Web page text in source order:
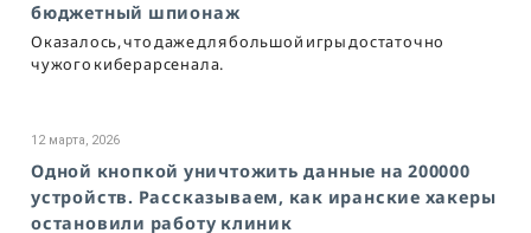
бюджетный шпионаж
Оказалось, что даже для большой игры достаточно
чужого киберарсенала.
12 марта, 2026
Одной кнопкой уничтожить данные на 200000
устройств. Рассказываем, как иранские хакеры
остановили работу клиник